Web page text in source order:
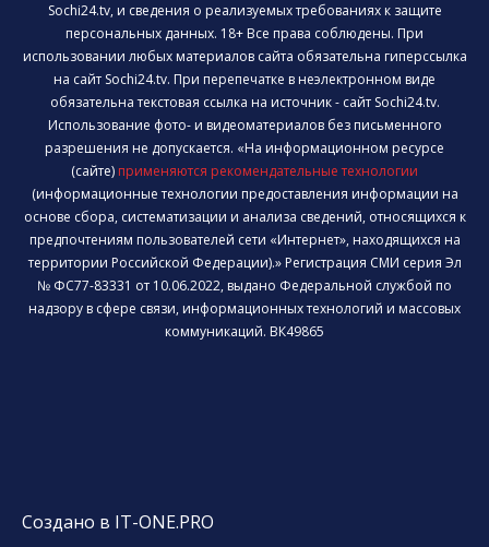
Sochi24.tv, и сведения о реализуемых требованиях к защите
персональных данных. 18+ Все права соблюдены. При
использовании любых материалов сайта обязательна гиперссылка
на сайт Sochi24.tv. При перепечатке в неэлектронном виде
обязательна текстовая ссылка на источник - сайт Sochi24.tv.
Использование фото- и видеоматериалов без письменного
разрешения не допускается. «На информационном ресурсе
(сайте) применяются рекомендательные технологии
(информационные технологии предоставления информации на
основе сбора, систематизации и анализа сведений, относящихся к
предпочтениям пользователей сети «Интернет», находящихся на
территории Российской Федерации).» Регистрация СМИ серия Эл
№ ФС77-83331 от 10.06.2022, выдано Федеральной службой по
надзору в сфере связи, информационных технологий и массовых
коммуникаций. ВК49865
Создано в IT-ONE.PRO